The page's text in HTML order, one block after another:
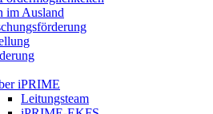
im Ausland
iPRIME
Leitungsteam